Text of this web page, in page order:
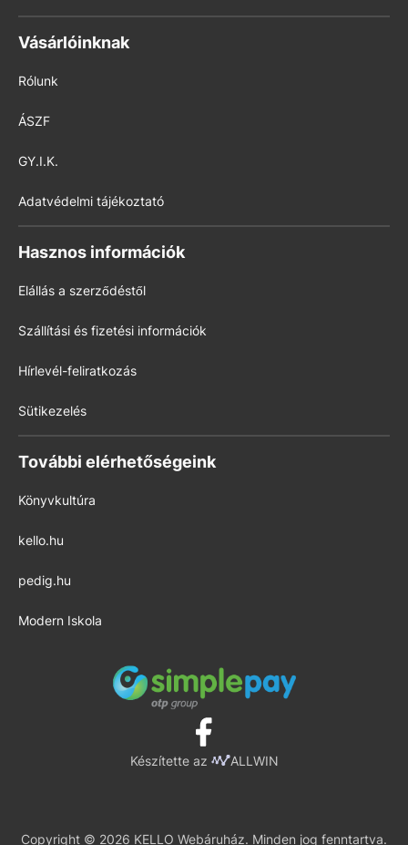
Vásárlóinknak
Rólunk
ÁSZF
GY.I.K.
Adatvédelmi tájékoztató
Hasznos információk
Elállás a szerződéstől
Szállítási és fizetési információk
Hírlevél-feliratkozás
Sütikezelés
További elérhetőségeink
Könyvkultúra
kello.hu
pedig.hu
Modern Iskola
Készítette az ALLWIN
Copyright © 2026 KELLO Webáruház. Minden jog fenntartva.